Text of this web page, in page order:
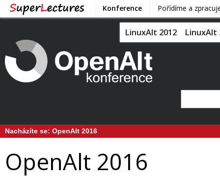
Konference Pořídíme a
LinuxAlt 2012 LinuxAlt
Nacházíte se: OpenAlt 2016
OpenAlt 2016